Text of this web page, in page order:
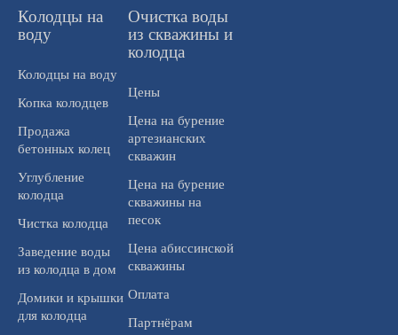
Колодцы на
воду
Колодцы на воду
Копка колодцев
Продажа
бетонных колец
Углубление
колодца
Чистка колодца
Заведение воды
из колодца в дом
Домики и крышки
для колодца
Очистка воды
из скважины и
колодца
Цены
Цена на бурение
артезианских
скважин
Цена на бурение
скважины на
песок
Цена абиссинской
скважины
Оплата
Партнёрам